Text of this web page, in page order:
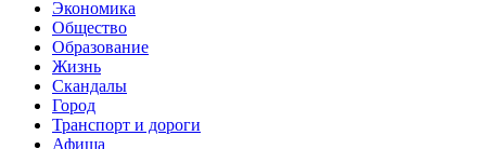
Экономика
Общество
Образование
Жизнь
Скандалы
Город
Транспорт и дороги
Афиша